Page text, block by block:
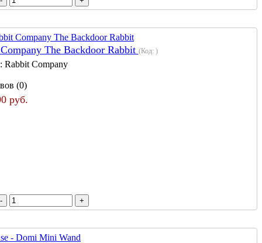
The Backdoor Rabbit (Код: )
Rabbit Company
(0)
руб.